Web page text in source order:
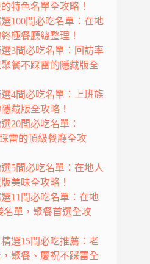
特色名單全攻略！
100間必吃名單：在地
極餐廳總整理！
選3間必吃名單：回訪率
餐不踩雷的隱藏版全
選4間必吃名單：上班族
藏版全攻略！
20間必吃名單：
雷的頂級餐廳全攻
5間必吃名單：在地人
美味全攻略！
11間必吃名單：在地
名單，聚餐首選全攻
選15間必吃推薦：老
聚餐、慶祝不踩雷全